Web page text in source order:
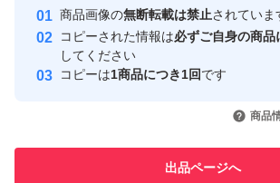
冩楽、飛露喜、十四代、磯自慢
くどき上手、澤屋まつもと、花陽浴、勝
田、山田錦、白鶴錦、居酒屋
安心取引出品者
心・安全なユ
取引実績
引を完了させ
での取引実績
商品画像の無断転載は禁止されていま
コピーされた情報は必ずご自身の商
してください
コピーは1商品につき1回です
商品
出品ページへ